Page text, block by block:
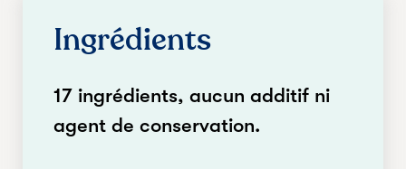
Ingrédients
17 ingrédients, aucun additif ni
agent de conservation.